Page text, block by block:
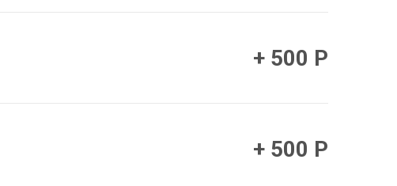
+ 500 Р
+ 500 Р